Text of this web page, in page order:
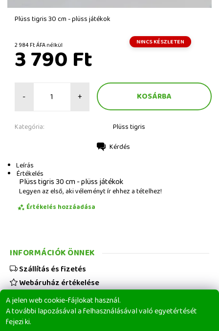
Plüss tigris 30 cm - plüss játékok
2 984 Ft ÁFA nélkül NINCS KÉSZLETEN
3 790 Ft
- +
Kategória: Plüss tigris
Kérdés
Leírás
Értékelés
Plüss tigris 30 cm - plüss játékok
Legyen az első, aki véleményt ír ehhez a tételhez!
Értékelés hozzáadása
A jelen web cookie-fájlokat használ.
A további lapozásával a felhasználásával való egyetértését
fejezi ki.
INFORMÁCIÓK ÖNNEK
Szállítás és fizetés
Webáruház értékelése
Viszonteladóknak
Üzleti feltételek
Elérhetőségeink